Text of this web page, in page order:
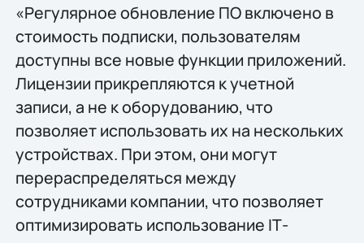
«Регулярное обновление ПО включено в
стоимость подписки, пользователям
доступны все новые функции приложений.
Лицензии прикрепляются к учетной
записи, а не к оборудованию, что
позволяет использовать их на нескольких
устройствах. При этом, они могут
перераспределяться между
сотрудниками компании, что позволяет
оптимизировать использование IТ-